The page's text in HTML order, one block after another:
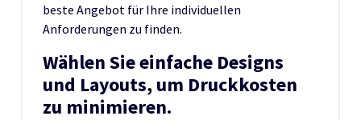
beste Angebot für Ihre individuellen
Anforderungen zu finden.
Wählen Sie einfache Designs
und Layouts, um Druckkosten
zu minimieren.